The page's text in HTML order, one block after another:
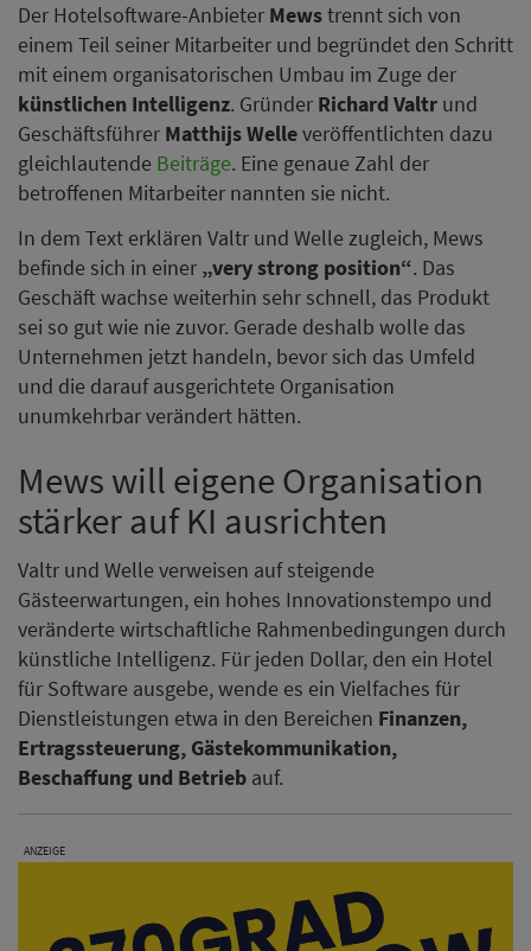
Der Hotelsoftware-Anbieter Mewstrennt sich von
einem Teil seiner Mitarbeiter und begründet den Schritt
mit einem organisatorischen Umbau im Zuge der
künstlichen Intelligenz. Gründer Richard Valtr und
Geschäftsführer Matthijs Welleveröffentlichten dazu
gleichlautende Beiträge. Eine genaue Zahl der
betroffenen Mitarbeiter nannten sie nicht.
In dem Text erklären Valtr und Welle zugleich, Mews
befinde sich in einer „very strong position“. Das
Geschäft wachse weiterhin sehr schnell, das Produkt
sei so gut wie nie zuvor. Gerade deshalb wolle das
Unternehmen jetzt handeln, bevor sich das Umfeld
und die darauf ausgerichtete Organisation
unumkehrbar verändert hätten.
Mews will eigene Organisation
stärker auf KI ausrichten
Valtr und Welle verweisen auf steigende
Gästeerwartungen, ein hohes Innovationstempo und
veränderte wirtschaftliche Rahmenbedingungen durch
künstliche Intelligenz. Für jeden Dollar, den ein Hotel
für Software ausgebe, wende es ein Vielfaches für
Dienstleistungen etwa in den Bereichen Finanzen,
Ertragssteuerung, Gästekommunikation,
Beschaffung und Betrieb auf.
ANZEIGE